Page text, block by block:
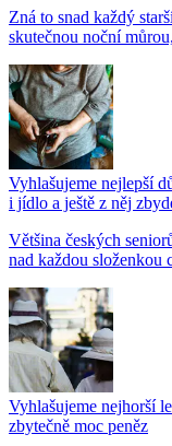
Zná to snad každý
skutečnou noční
Vyhlašujeme nejlepší
i jídlo a ještě z něj
Většina českých
nad každou složenkou
Vyhlašujeme nejhorší
zbytečně moc peněz